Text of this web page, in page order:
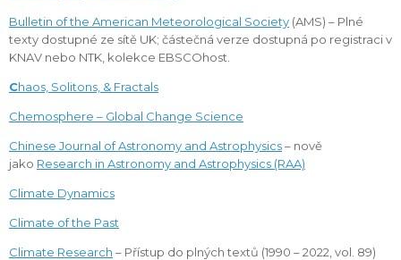
Bulletin of the American Meteorological Society (AMS) – Plné
texty dostupné ze sítě UK; částečná verze dostupná po registraci v
KNAV nebo NTK, kolekce EBSCOhost.
Chaos, Solitons, & Fractals
Chemosphere – Global Change Science
Chinese Journal of Astronomy and Astrophysics– nově
jako Research in Astronomy and Astrophysics (RAA)
Climate Dynamics
Climate of the Past
Climate Research – Přístup do plných textů (1990 – 2022, vol. 89)